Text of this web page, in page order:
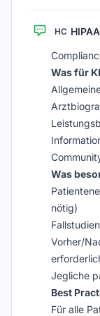
HC
Was für
Was
nötig)
Vorher/
Jegliche
Best
Für alle